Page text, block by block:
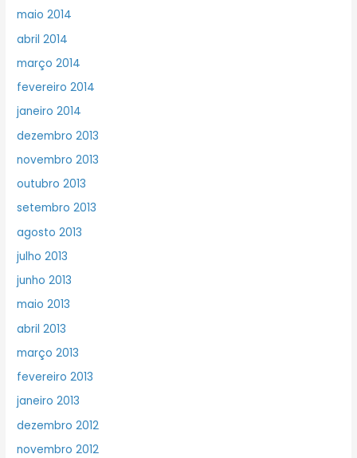
maio 2014
abril 2014
março 2014
fevereiro 2014
janeiro 2014
dezembro 2013
novembro 2013
outubro 2013
setembro 2013
agosto 2013
julho 2013
junho 2013
maio 2013
abril 2013
março 2013
fevereiro 2013
janeiro 2013
dezembro 2012
novembro 2012